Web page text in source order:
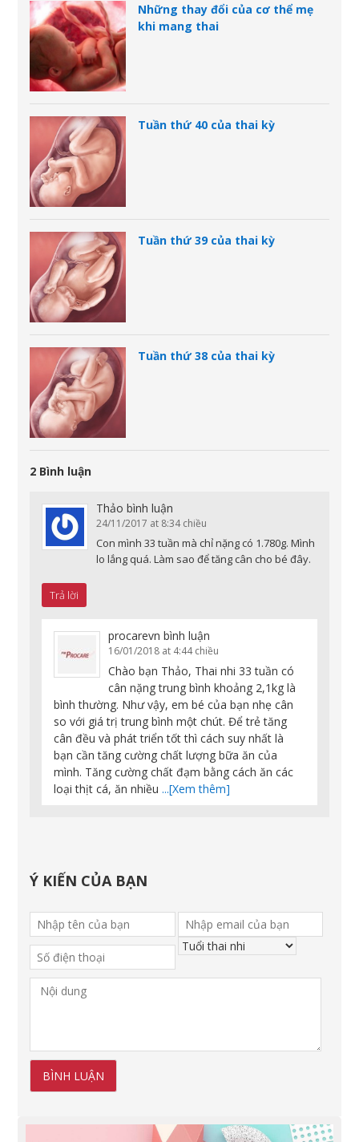
Những thay đổi của cơ thể mẹ
khi mang thai
Tuần thứ 40 của thai kỳ
Tuần thứ 39 của thai kỳ
Tuần thứ 38 của thai kỳ
2 Bình luận
Thảo bình luận
24/11/2017 at 8:34 chiều
Con mình 33 tuần mà chỉ nặng có 1.780g. Mình
lo lắng quá. Làm sao để tăng cân cho bé đây.
Trả lời
procarevn bình luận
16/01/2018 at 4:44 chiều
Chào bạn Thảo, Thai nhi 33 tuần có
cân nặng trung bình khoảng 2,1kg là
bình thường. Như vậy, em bé của bạn nhẹ cân
so với giá trị trung bình một chút. Để trẻ tăng
cân đều và phát triển tốt thì cách suy nhất là
bạn cần tăng cường chất lượng bữa ăn của
mình. Tăng cường chất đạm bằng cách ăn các
loại thịt cá, ăn nhiều ...[Xem thêm]
Ý KIẾN CỦA BẠN